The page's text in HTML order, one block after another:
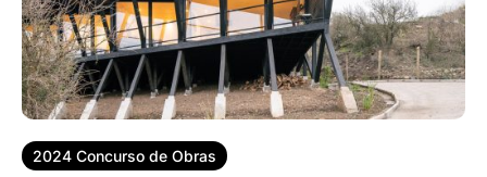
2024 Concurso de Obras